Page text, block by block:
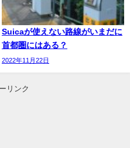
Suicaが使えない路線がいまだに
首都圏にはある？
2022年11月22日
リンク